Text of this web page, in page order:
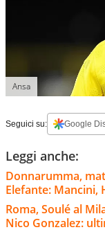
Ansa
Seguici su: Google
Leggi anche:
Donnarumma,
Elefante: Mancini,
Roma, Soulé al
Nico Gonzalez: